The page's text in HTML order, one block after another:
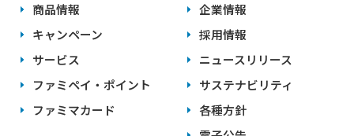
商品情報
キャンペーン
サービス
ファミペイ・ポイント
ファミマカード
企業情報
採用情報
ニュースリリース
サステナビリティ
各種方針